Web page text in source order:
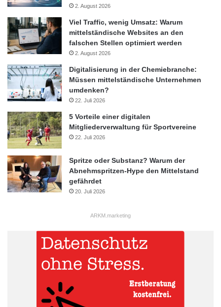
über alle notwendigen Komponenten für Brokerage-Dienste auf
den Finanzmärkten verfügt. Zu den wichtigen Funktionen, über
welche die Plattform verfügt, gehört die Möglichkeit, auf
verschiedenen Finanzmärkten einschliesslich von Aktienbörsen
tätig zu werden. Die MetaTrader 5 Handelsplattform wurde vor
einem Jahr für das Sortenendgeschäft eingeführt und wird
bereits von mehr als 50 Brokern und Banken aus aller Welt
verwendet.
Weitere Informationen:http://www.metatrader5.com
Ansprechpartner Medien
Lenar Fatkhullin, Marketing Director von MetaQuotes Software
Corp.
E-Mail: lenar@metaquotes.net
http://www.presseportal.de/pm/76026/2127461/metatrader-5-
2. August 2026
Viel Traffic, wenig Umsatz: Warum
mittelständische Websites an den
falschen Stellen optimiert werden
2. August 2026
Digitalisierung in der Chemiebranche:
Müssen mittelständische Unternehmen
umdenken?
22. Juli 2026
5 Vorteile einer digitalen
Mitgliederverwaltung für Sportvereine
22. Juli 2026
Spritze oder Substanz? Warum der
Abnehmspritzen-Hype den Mittelstand
gefährdet
20. Juli 2026
ARKM.marketing